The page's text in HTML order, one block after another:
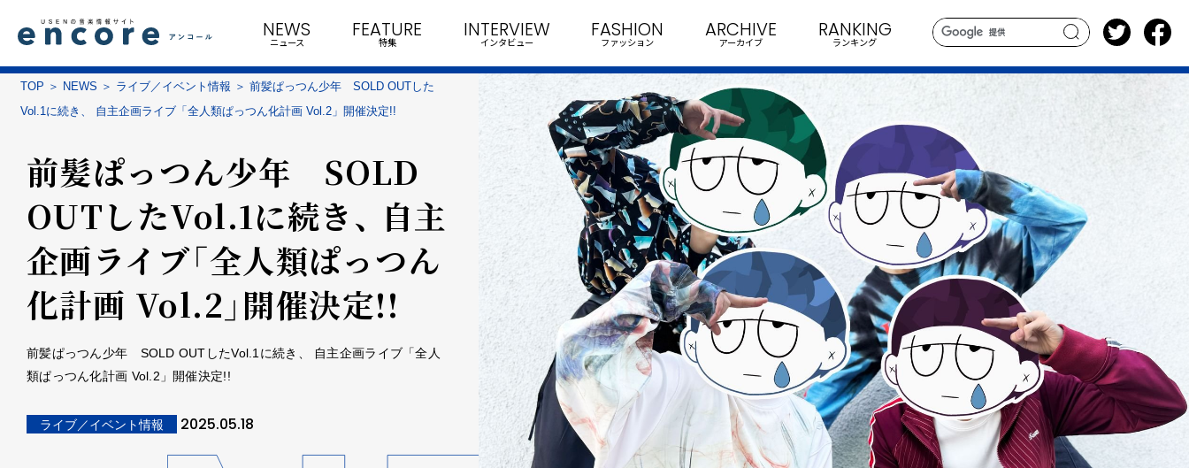
search
NEWS
ニュース
FEATURE
特集
INTERVIEW
インタビュー
FASHION
ファッション
ARCHIVE
アーカイブ
RANKING
ランキング
TOP NEWS ライブ／イベント情報
前髪ぱっつん少年 SOLD OUTした
Vol.1に続き、 自主企画ライブ「全人類ぱっつん化計画 Vol.2」開催決定!!
前髪ぱっつん少年 SOLD
OUTしたVol.1に続き、 自主
企画ライブ「全人類ぱっつん
化計画 Vol.2」開催決定!!
前髪ぱっつん少年 SOLD OUTしたVol.1に続き、 自主企画ライブ「全人
類ぱっつん化計画 Vol.2」開催決定!!
ライブ／イベント情報 2025.05.18